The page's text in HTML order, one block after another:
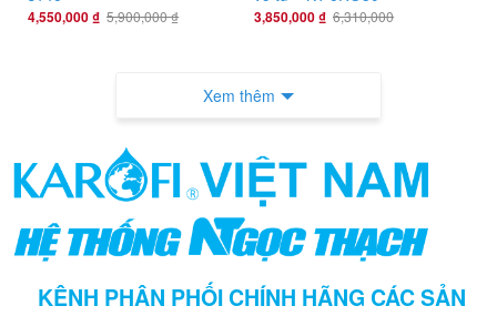
4,550,000₫ 5,900,000₫ 3,850,000₫ 6,310,000
Xem thêm
KÊNH PHÂN PHỐI CHÍNH HÃNG CÁC SẢN